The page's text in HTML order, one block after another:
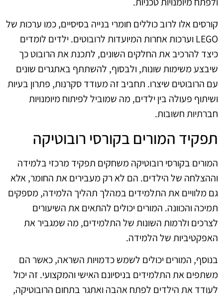
קורסים אלו לרוב כוללים חומרי בנייה בסיסיים, כמו ערכות של
LEGO וערכות אחרות המיועדות לרובוטים. ילדים לומדים
כיצד להרכיב את החלקים השונים, לתכנת את הרובוט כך
שיבצע משימות שונות, ולבסוף, להשתתף באתגרים שונים
עם הרובוטים שיצרו. תחביב זה מעודד סקרנות, פתרון בעיות
ושיתוף פעולה בין ילדים, מה שמוביל לפיתוח מיומנויות
חברתיות חשובות.
תפקיד המורים בקורסי רובוטיקה
המורים בקורסי רובוטיקה משחקים תפקיד מרכזי בלמידה
וההצלחה של הילדים. הם לא רק מעבירים את החומר, אלא
גם מלוויים את התלמידים במהלך תהליך הלמידה, מספקים
תמיכה והכוונה. המורים יכולים להתאים את השיעורים
לצרכים ולרמות השונות של התלמידים, מה שמגביר את
האפקטיביות של הלמידה.
בנוסף, המורים יכולים לשמש כדמויות השראה, כאשר הם
משתפים את התלמידים בניסיונם האישי והמקצועי. זה יכול
לעודד את הילדים לפתח אהבה ואתגר בתחום הרובוטיקה,